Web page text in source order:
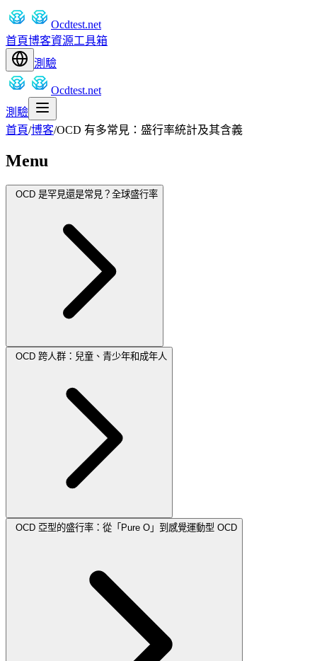
Ocdtest.net
首頁博客資源工具箱
測驗
Ocdtest.net
測驗
首頁/博客/OCD 有多常見：盛行率統計及其含義
Menu
OCD 是罕見還是常見？全球盛行率
OCD 跨人群：兒童、青少年和成年人
OCD 亞型的盛行率：從「Pure O」到感覺運動型 OCD